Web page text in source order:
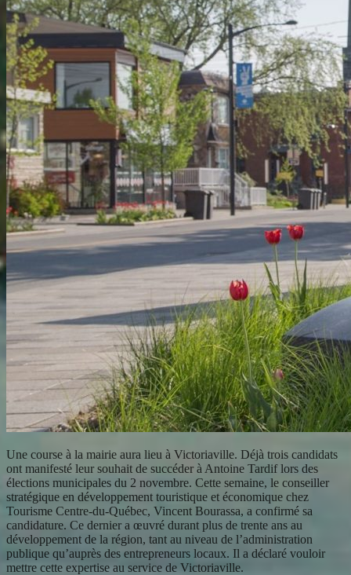
Une course à la mairie aura lieu à Victoriaville. Déjà trois candidats
ont manifesté leur souhait de succéder à Antoine Tardif lors des
élections municipales du 2 novembre. Cette semaine, le conseiller
stratégique en développement touristique et économique chez
Tourisme Centre-du-Québec, Vincent Bourassa, a confirmé sa
candidature. Ce dernier a œuvré durant plus de trente ans au
développement de la région, tant au niveau de l’administration
publique qu’auprès des entrepreneurs locaux. Il a déclaré vouloir
mettre cette expertise au service de Victoriaville.